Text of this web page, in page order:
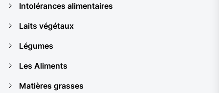
Intolérances alimentaires
Laits végétaux
Légumes
Les Aliments
Matières grasses